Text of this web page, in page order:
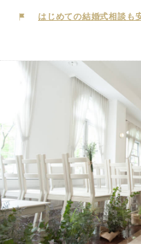
い海がおふたりを祝福します
はじめての結婚式相談も